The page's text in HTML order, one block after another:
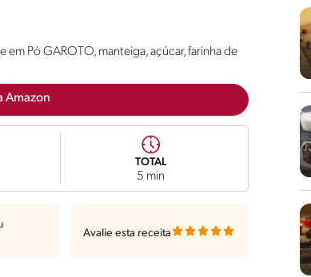
Pó GAROTO, manteiga, açúcar, farinha de
Amazon
TOTAL
5 min
Avalie esta receita